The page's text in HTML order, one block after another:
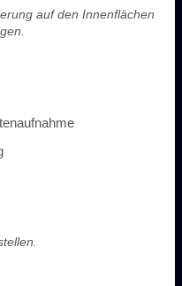
auf den Innenflächen